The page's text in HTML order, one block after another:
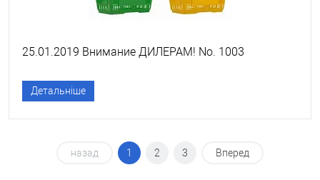
25.01.2019 Внимание ДИЛЕРАМ! No. 1003
Детальніше
назад 1 2 3 Вперед